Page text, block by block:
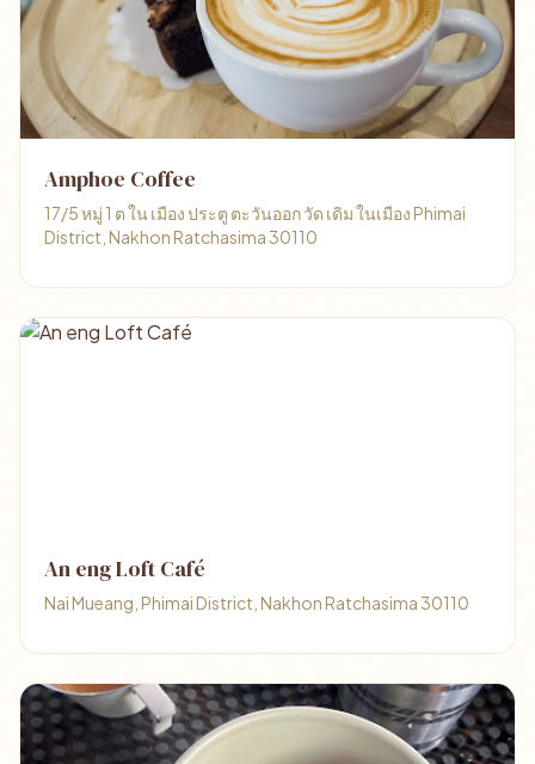
Amphoe Coffee
17/5 หมู่ 1 ต ใน เมือง ประตู ตะวันออก วัด เดิม ในเมือง Phimai
District, Nakhon Ratchasima 30110
An eng Loft Café
Nai Mueang, Phimai District, Nakhon Ratchasima 30110